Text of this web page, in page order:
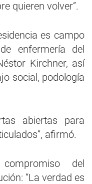
quieren volver”.
es campo
enfermería del
Kirchner, así
social, podología
abiertas para
afirmó.
del
“La verdad es